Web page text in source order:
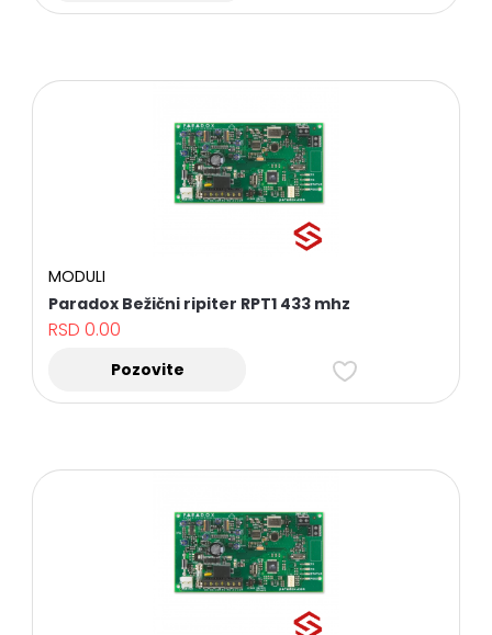
MODULI
Paradox Bežični ripiter RPT1 433 mhz
RSD0.00
Pozovite